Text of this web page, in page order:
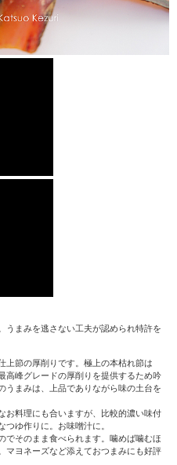
うまみを逃さない工夫が認められ特許を
上節の厚削りです。極上の本枯れ節は
高峰グレードの厚削りを提供するため吟
うまみは、上品でありながら味の土台を
お料理にも合いますが、比較的濃い味付
ゆ作りに。お味噌汁に。
でそのまま食べられます。噛めば噛むほ
マヨネーズなど添えておつまみにも好評